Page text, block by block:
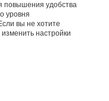
повышения удобства
уровня
вы не хотите
настройки